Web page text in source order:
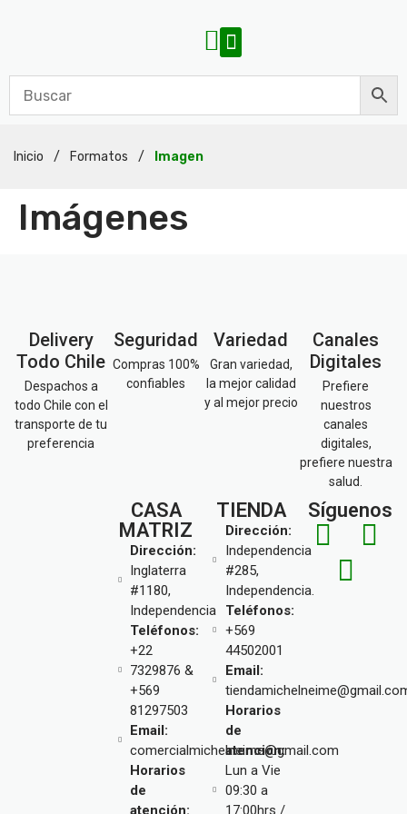
Inicio / Formatos / Imagen
Imágenes
Delivery
Todo Chile
Despachos a
todo Chile con el
transporte de tu
preferencia
Seguridad
Compras 100%
confiables
Variedad
Gran variedad,
la mejor calidad
y al mejor precio
Canales
Digitales
Prefiere
nuestros
canales
digitales,
prefiere nuestra
salud.
CASA
MATRIZ
Dirección:
Inglaterra
#1180,
Independencia
Teléfonos:
+22
7329876 &
+569
81297503
Email:
comercialmichelneime@gmail.com
Horarios
de
atención:
TIENDA
Dirección:
Independencia
#285,
Independencia.
Teléfonos:
+569
44502001
Email:
Horarios
de
atención:
Lun a Vie
09:30 a
17:00hrs /
Síguenos